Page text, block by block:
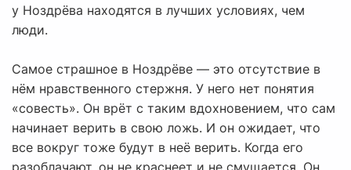
у Ноздрёва находятся в лучших условиях, чем
люди.
Самое страшное в Ноздрёве — это отсутствие в
нём нравственного стержня. У него нет понятия
«совесть». Он врёт с таким вдохновением, что сам
начинает верить в свою ложь. И он ожидает, что
все вокруг тоже будут в неё верить. Когда его